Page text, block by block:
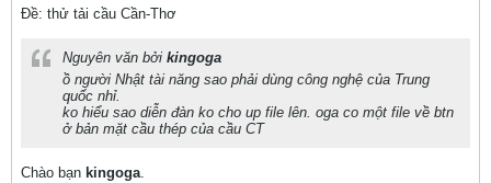
Ðề: thử tải cầu Cần-Thơ
Nguyên văn bởi kingoga
ồ người Nhật tài năng sao phải dùng công nghệ của Trung
quốc nhỉ.
ko hiểu sao diễn đàn ko cho up file lên. oga co một file về btn
ở bản mặt cầu thép của cầu CT
Chào bạn kingoga.